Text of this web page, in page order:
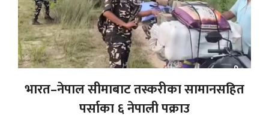
भारत–नेपाल सीमाबाट तस्करीका सामानसहित
पर्साका ६ नेपाली पक्राउ